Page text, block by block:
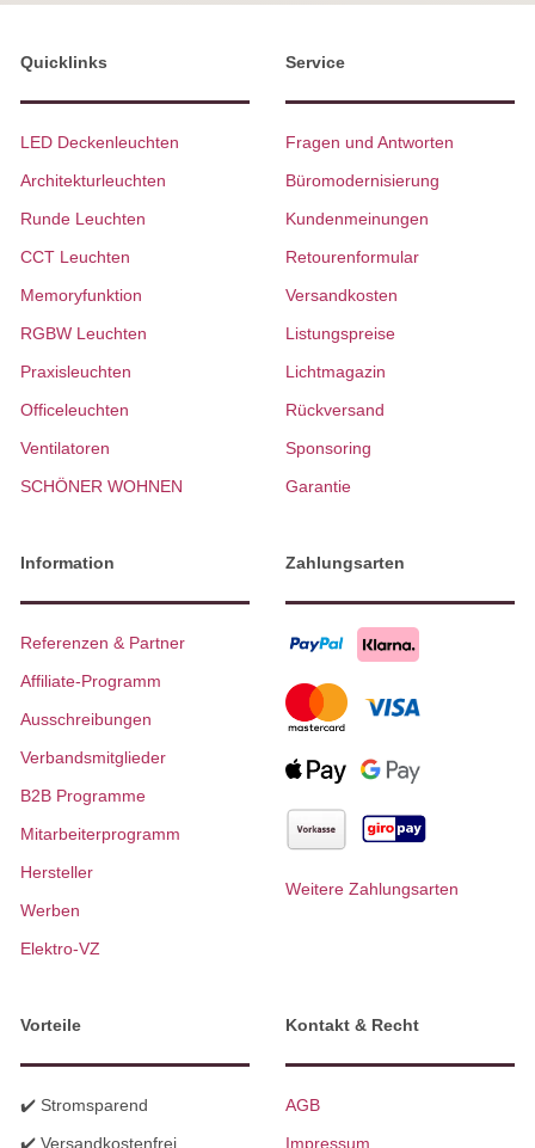
Quicklinks
LED Deckenleuchten
Architekturleuchten
Runde Leuchten
CCT Leuchten
Memoryfunktion
RGBW Leuchten
Praxisleuchten
Officeleuchten
Ventilatoren
SCHÖNER WOHNEN
Service
Fragen und Antworten
Büromodernisierung
Kundenmeinungen
Retourenformular
Versandkosten
Listungspreise
Lichtmagazin
Rückversand
Sponsoring
Garantie
Information
Referenzen & Partner
Affiliate-Programm
Ausschreibungen
Verbandsmitglieder
B2B Programme
Mitarbeiterprogramm
Hersteller
Werben
Elektro-VZ
Zahlungsarten
Weitere Zahlungsarten
Vorteile
✔️ Stromsparend
✔️ Versandkostenfrei
Kontakt & Recht
AGB
Impressum